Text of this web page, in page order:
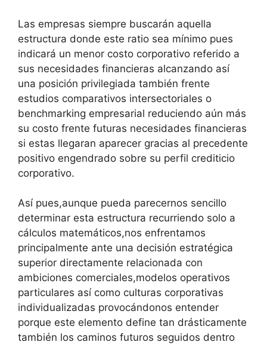
Las empresas siempre buscarán aquella
estructura donde este ratio sea mínimo pues
indicará un menor costo corporativo referido a
sus necesidades financieras alcanzando así
una posición privilegiada también frente
estudios comparativos intersectoriales o
benchmarking empresarial reduciendo aún más
su costo frente futuras necesidades financieras
si estas llegaran aparecer gracias al precedente
positivo engendrado sobre su perfil crediticio
corporativo.
Así pues,aunque pueda parecernos sencillo
determinar esta estructura recurriendo solo a
cálculos matemáticos,nos enfrentamos
principalmente ante una decisión estratégica
superior directamente relacionada con
ambiciones comerciales,modelos operativos
particulares así como culturas corporativas
individualizadas provocándonos entender
porque este elemento define tan drásticamente
también los caminos futuros seguidos dentro